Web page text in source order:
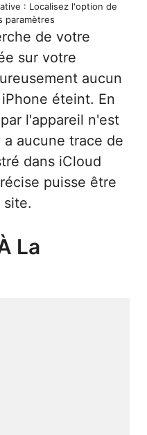
: Localisez l'option de
paramètres
de votre
sur votre
aucun
éteint. En
l'appareil n'est
aucune trace de
dans iCloud
puisse être
site.
La